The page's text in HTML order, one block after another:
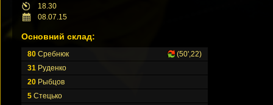
18.30
08.07.15
Основний склад:
80 Сребнюк
(50',22)
31 Руденко
20 Рыбцов
5 Стецько